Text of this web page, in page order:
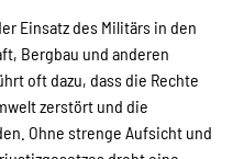
Einsatz des Militärs in den
Bergbau und anderen
oft dazu, dass die Rechte
zerstört und die
Ohne strenge Aufsicht und